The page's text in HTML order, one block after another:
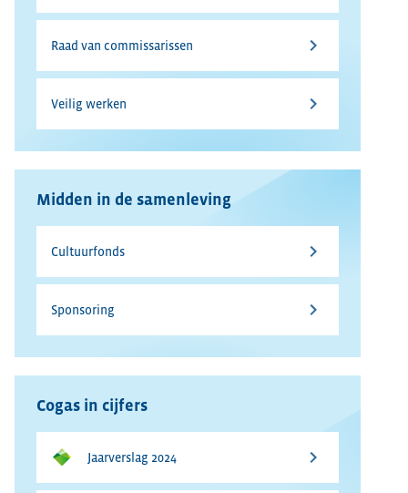
Raad van commissarissen
Veilig werken
Midden in de samenleving
Cultuurfonds
Sponsoring
Cogas in cijfers
Jaarverslag 2024